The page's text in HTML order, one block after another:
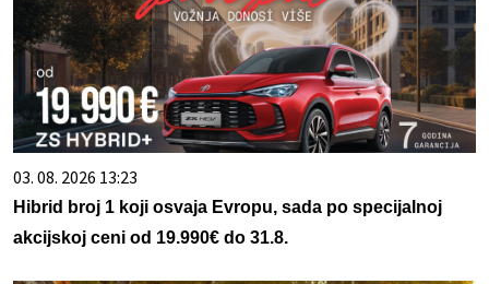
03. 08. 2026 13:23
Hibrid broj 1 koji osvaja Evropu, sada po specijalnoj
akcijskoj ceni od 19.990€ do 31.8.